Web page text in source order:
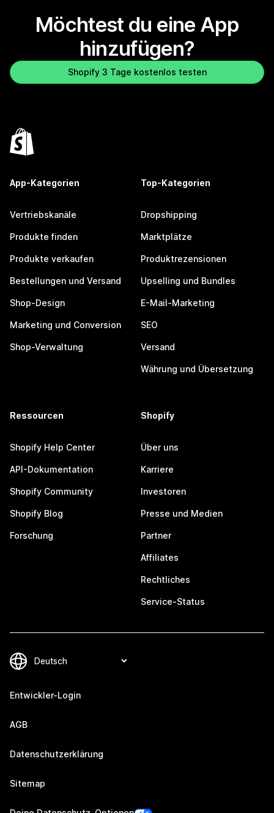
Möchtest du eine App
hinzufügen?
Shopify 3 Tage kostenlos testen
App-Kategorien
Vertriebskanäle
Produkte finden
Produkte verkaufen
Bestellungen und Versand
Shop-Design
Marketing und Conversion
Shop-Verwaltung
Top-Kategorien
Dropshipping
Marktplätze
Produktrezensionen
Upselling und Bundles
E-Mail-Marketing
SEO
Versand
Währung und Übersetzung
Ressourcen
Shopify Help Center
API-Dokumentation
Shopify Community
Shopify Blog
Forschung
Shopify
Über uns
Karriere
Investoren
Presse und Medien
Partner
Affiliates
Rechtliches
Service-Status
Entwickler-Login
AGB
Datenschutzerklärung
Sitemap